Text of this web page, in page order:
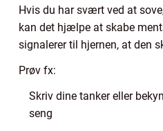
Hvis du har svært ved at
kan det hjælpe at skabe
signalerer til hjernen, at den
Prøv fx:
Skriv dine tanker eller
seng